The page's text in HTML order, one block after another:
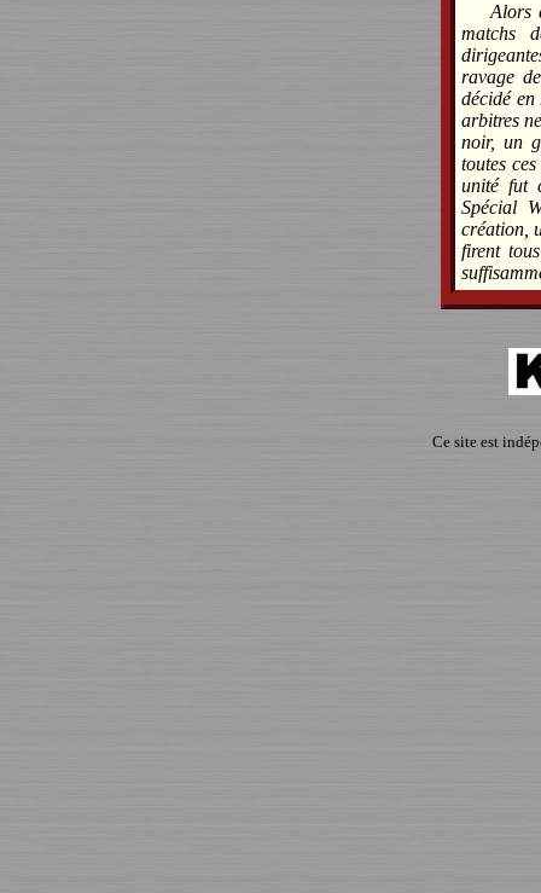
Alors
matchs
ravage
décidé
arbitres
noir, un
toutes
unité fut
Spécial
création,
firent
Ce site est